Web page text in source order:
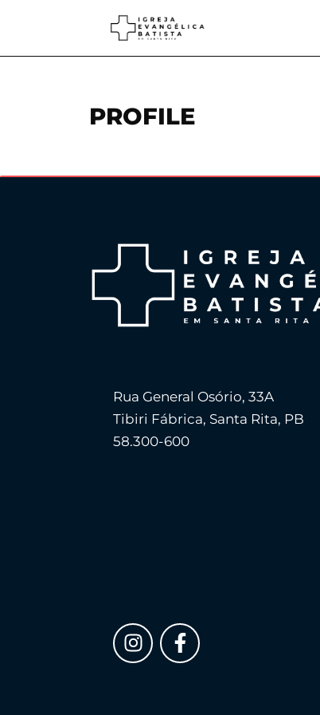
PROFILE
Rua General Osório, 33A
Tibiri Fábrica, Santa Rita, PB
58.300-600